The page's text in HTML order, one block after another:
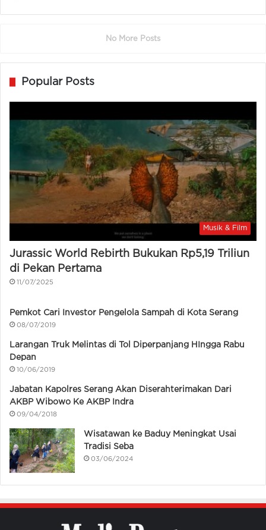
No More Posts
Popular Posts
Musik & Film
Jurassic World Rebirth Bukukan Rp5,19 Triliun
di Pekan Pertama
11/07/2025
Pemkot Cari Investor Pengelola Sampah di Kota Serang
08/07/2019
Larangan Truk Melintas di Tol Diperpanjang HIngga Rabu
Depan
10/06/2019
Jabatan Kapolres Serang Akan Diserahterimakan Dari
AKBP Wibowo Ke AKBP Indra
09/04/2018
Wisatawan ke Baduy Meningkat Usai
Tradisi Seba
03/06/2024